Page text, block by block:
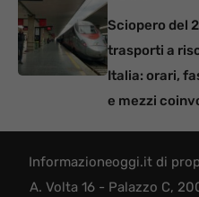
Sciopero del
trasporti a
Italia: orari,
e mezzi
Informazioneoggi.it di
A. Volta 16 - Palazzo C,